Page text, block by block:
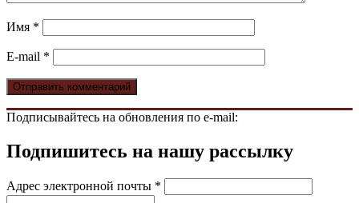
Имя *
E-mail *
Подписывайтесь на обновления по e-mail:
Подпишитесь на нашу рассылку
Адрес электронной почты *